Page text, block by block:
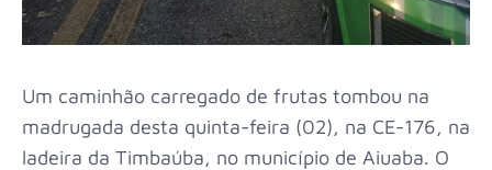
Um caminhão carregado de frutas tombou na
madrugada desta quinta-feira (02), na CE-176, na
ladeira da Timbaúba, no município de Aiuaba. O